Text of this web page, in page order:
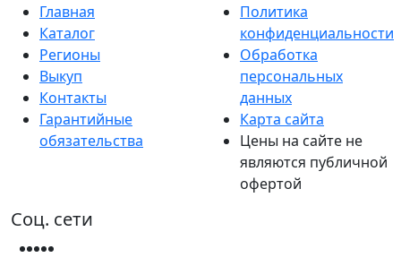
Главная
Каталог
Регионы
Выкуп
Контакты
Гарантийные
обязательства
Политика
конфиденциальности
Обработка
персональных
данных
Карта сайта
Цены на сайте не
являются публичной
офертой
Соц. сети